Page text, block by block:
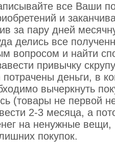
все Ваши
и
за пару дней
делись все
вопросом и найти
привычку
деньги, в
вычеркнуть
(товары не первой
2-3 месяца, а
на ненужные
покупок.